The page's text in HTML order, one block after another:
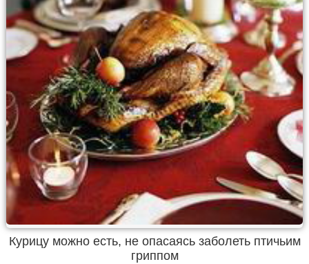
Курицу можно есть, не опасаясь заболеть птичьим
гриппом